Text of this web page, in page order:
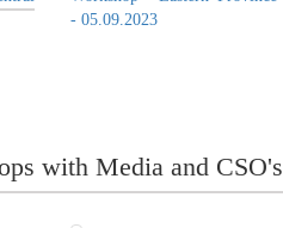
- 05.09.2023
with Media and CSO's